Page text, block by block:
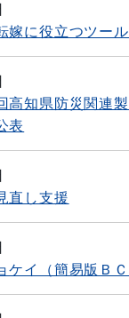
嫁に役立つツー
高知県防災関連
表
直し支援
ケイ（簡易版Ｂ